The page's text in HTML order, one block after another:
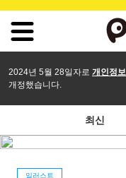
2024년 5월 28일자로 개인정
개정했습니다.
최신
일러스트